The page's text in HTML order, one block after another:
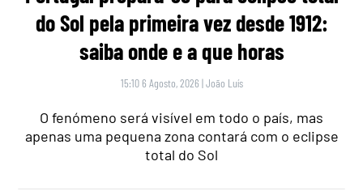
do Sol pela primeira vez desde 1912:
saiba onde e a que horas
15:10 6 Agosto, 2026 |João Luís
O fenómeno será visível em todo o país, mas
apenas uma pequena zona contará com o eclipse
total do Sol